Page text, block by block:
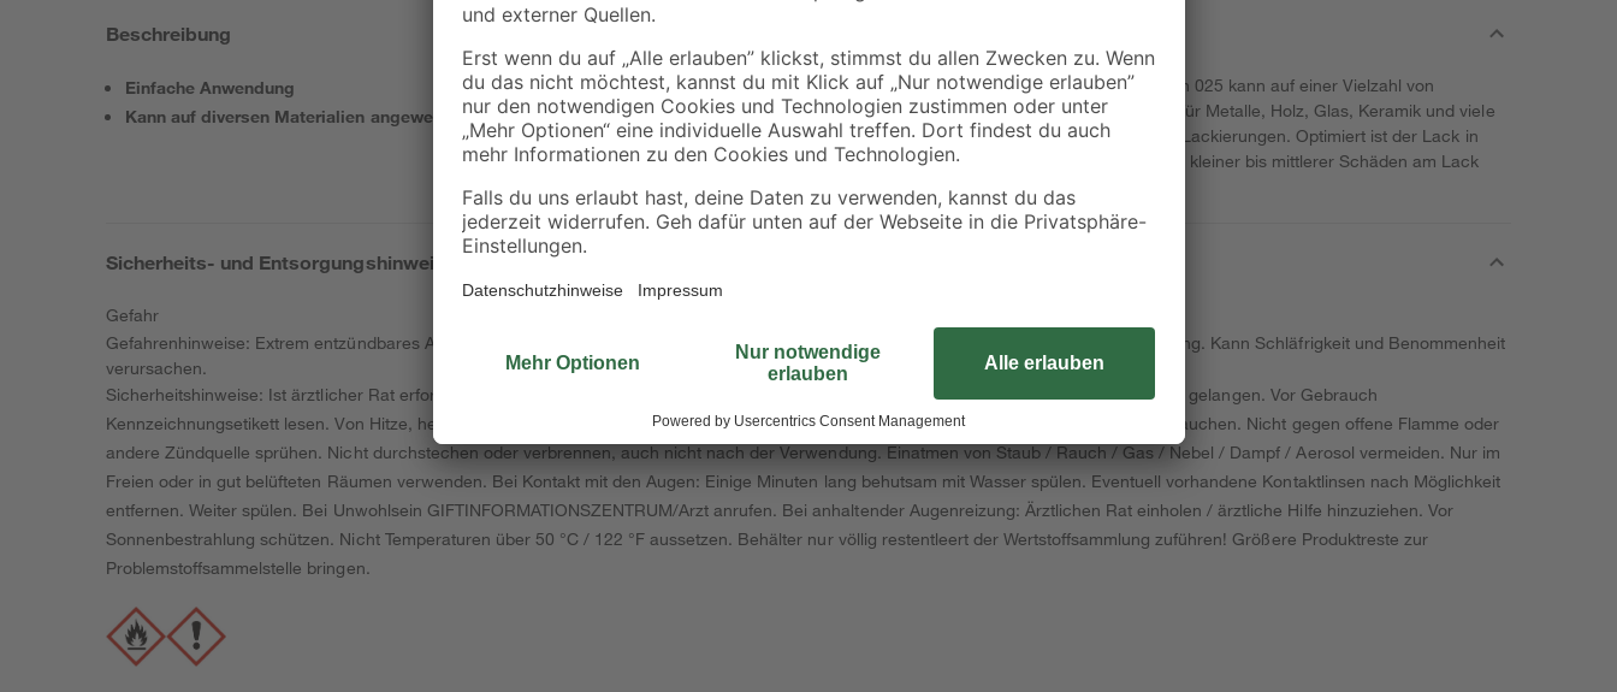
Beschreibung
Einfache Anwendung
Kann auf diversen Materialien angewendet werden
Der Autolack in hellbeiger Farbe mit dem Farbton 025 kann auf einer Vielzahl von
Materialien angewendet werden. Er eignet sich für Metalle, Holz, Glas, Keramik und viele
weitere Stoffe, sodass er ideal ist für dekorative Lackierungen. Optimiert ist der Lack in
praktischer Sprühform jedoch zur Ausbesserung kleiner bis mittlerer Schäden am Lack
Ihres Fahrzeugs.
Sicherheits- und Entsorgungshinweise
Gefahr
Gefahrenhinweise: Extrem entzündbares Aerosol. Behälter steht unter Druck: kann bei Erwärmung bersten. Verursacht schwere Augenreizung. Kann Schläfrigkeit und Benommenheit
verursachen.
Sicherheitshinweise: Ist ärztlicher Rat erforderlich, Verpackung oder Kennzeichnungsetikett bereithalten. Darf nicht in die Hände von Kindern gelangen. Vor Gebrauch
Kennzeichnungsetikett lesen. Von Hitze, heißen Oberflächen, Funken, offenen Flammen sowie anderen Zündquellenarten fernhalten. Nicht rauchen. Nicht gegen offene Flamme oder
andere Zündquelle sprühen. Nicht durchstechen oder verbrennen, auch nicht nach der Verwendung. Einatmen von Staub / Rauch / Gas / Nebel / Dampf / Aerosol vermeiden. Nur im
Freien oder in gut belüfteten Räumen verwenden. Bei Kontakt mit den Augen: Einige Minuten lang behutsam mit Wasser spülen. Eventuell vorhandene Kontaktlinsen nach Möglichkeit
entfernen. Weiter spülen. Bei Unwohlsein GIFTINFORMATIONSZENTRUM/Arzt anrufen. Bei anhaltender Augenreizung: Ärztlichen Rat einholen / ärztliche Hilfe hinzuziehen. Vor
Sonnenbestrahlung schützen. Nicht Temperaturen über 50 °C / 122 °F aussetzen. Behälter nur völlig restentleert der Wertstoffsammlung zuführen! Größere Produktreste zur
Problemstoffsammelstelle bringen.